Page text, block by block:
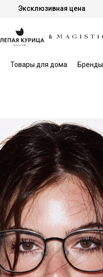
Эксклюзивная цена
Товары для дома Бренды